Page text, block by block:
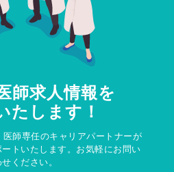
師求人情報を
たします！
師専任のキャリアパートナーが
トいたします。お気軽にお問い
ください。